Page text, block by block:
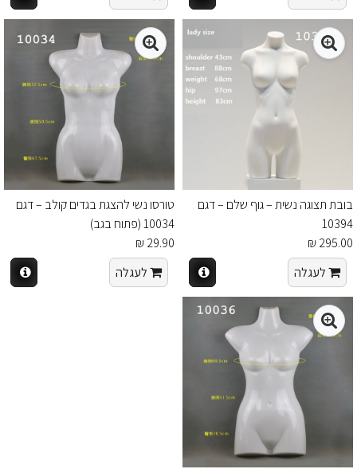
בובת תצוגה נשית – גוף שלם – דגם
10394
295.00 ₪
לעגלה
טורסו נשי להצגת בגדים קולב – דגם
10034 (פתוח בגב)
29.90 ₪
לעגלה